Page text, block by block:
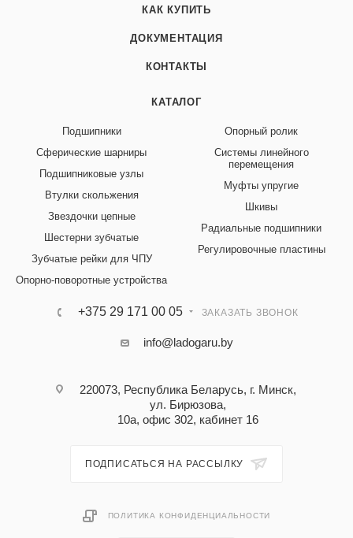
КАК КУПИТЬ
ДОКУМЕНТАЦИЯ
КОНТАКТЫ
КАТАЛОГ
Подшипники
Сферические шарниры
Подшипниковые узлы
Втулки скольжения
Звездочки цепные
Шестерни зубчатые
Зубчатые рейки для ЧПУ
Опорно-поворотные устройства
Опорный ролик
Системы линейного
перемещения
Муфты упругие
Шкивы
Радиальные подшипники
Регулировочные пластины
+375 29 171 00 05 ЗАКАЗАТЬ ЗВОНОК
info@ladogaru.by
220073, Республика Беларусь, г. Минск,
ул. Бирюзова,
10а, офис 302, кабинет 16
ПОДПИСАТЬСЯ НА РАССЫЛКУ
ПОЛИТИКА КОНФИДЕНЦИАЛЬНОСТИ